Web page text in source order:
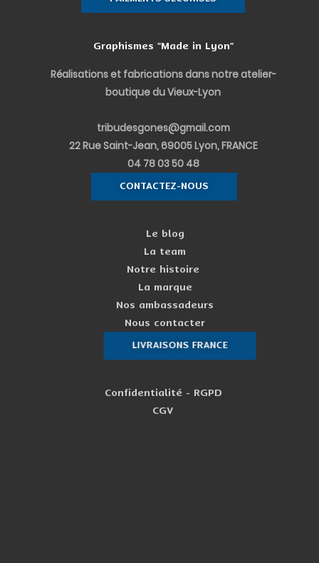
g
m
d
i
o
f
b r
Graphismes "Made in Lyon"
Réalisations et fabrications dans notre atelier-
boutique du Vieux-Lyon
tribudesgones@gmail.com
22 Rue Saint-Jean, 69005 Lyon, FRANCE
04 78 03 50 48
CONTACTEZ-NOUS
Le blog
La team
Notre histoire
La marque
Nos ambassadeurs
Nous contacter
LIVRAISONS FRANCE
Confidentialité - RGPD
CGV